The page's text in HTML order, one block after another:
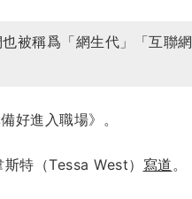
被稱爲「網生代」「互聯網
好進入職場》。
特（Tessa West） 寫道 。